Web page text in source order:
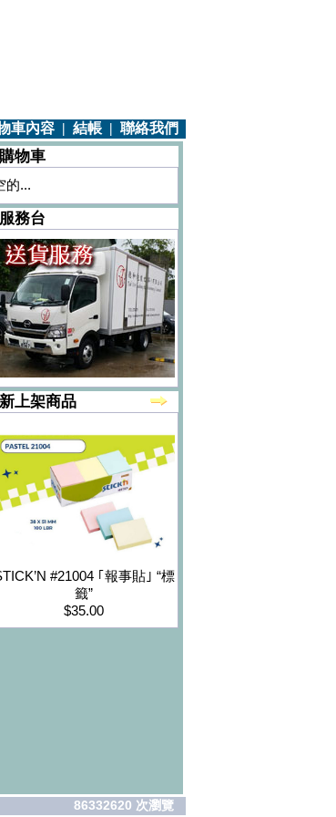
車內容 | 結帳 | 聯絡我們
購物車
的...
服務台
新上架商品
#21004 ｢報事貼｣ “標
籤”
$35.00
86332620 次瀏覽